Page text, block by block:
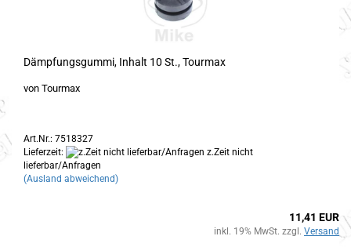
Dämpfungsgummi, Inhalt 10 St., Tourmax
von Tourmax
Art.Nr.: 7518327
Lieferzeit:
z.Zeit nicht
lieferbar/Anfragen
(Ausland abweichend)
11,41 EUR
inkl. 19% MwSt. zzgl. Versand